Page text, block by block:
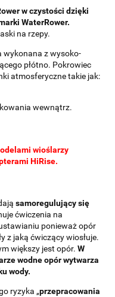
w czystości dzięki
WaterRower.
na rzepy.
wykonana z wysoko-
płótno. Pokrowiec
atmosferyczne takie jak:
wewnątrz.
wioślarzy
HiRise.
samoregulujący się
ćwiczenia na
ponieważ opór
z jaką ćwiczący wiosłuje.
większy jest opór. W
wodne opór wytwarza
wody.
ryzyka „przepracowania